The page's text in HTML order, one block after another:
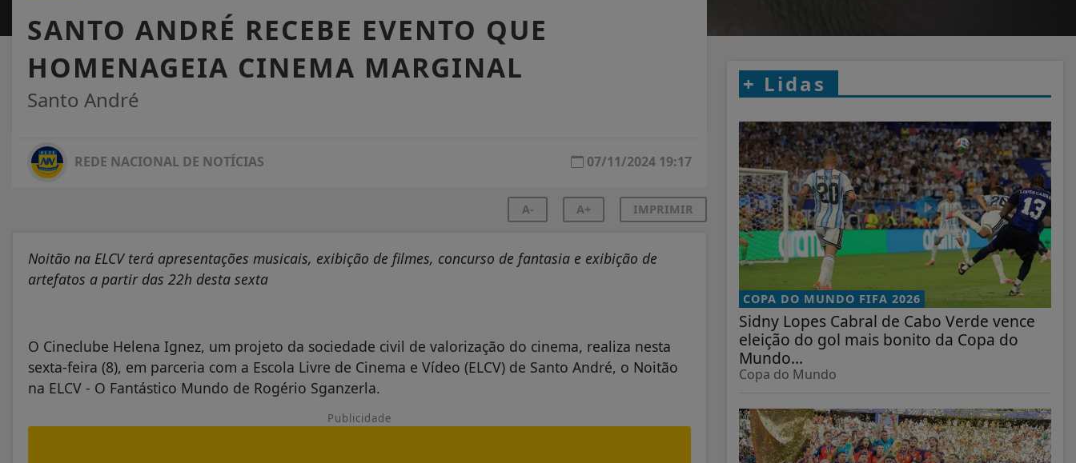
SANTO ANDRÉ RECEBE EVENTO QUE
HOMENAGEIA CINEMA MARGINAL
Santo André
REDE NACIONAL DE NOTÍCIAS 07/11/2024 19:17
A- A+ IMPRIMIR
Noitão na ELCV terá apresentações musicais, exibição de filmes, concurso de fantasia e exibição de
artefatos a partir das 22h desta sexta
O Cineclube Helena Ignez, um projeto da sociedade civil de valorização do cinema, realiza nesta
sexta-feira (8), em parceria com a Escola Livre de Cinema e Vídeo (ELCV) de Santo André, o Noitão
na ELCV - O Fantástico Mundo de Rogério Sganzerla.
Publicidade
+ Lidas
COPA DO MUNDO FIFA 2026
Sidny Lopes Cabral de Cabo Verde vence
eleição do gol mais bonito da Copa do
Mundo...
Copa do Mundo